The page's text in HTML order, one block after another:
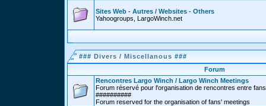
Sites Web - Autres / Websites - Others
Yahoogroups, LargoWinch.net
### Divers / Miscellanous ###
Forum
Rencontres Largo Winch / Largo Winch Meetings
Forum réservé pour l'organisation de rencontres entre fans
##########
Forum reserved for the organisation of fans' meetings